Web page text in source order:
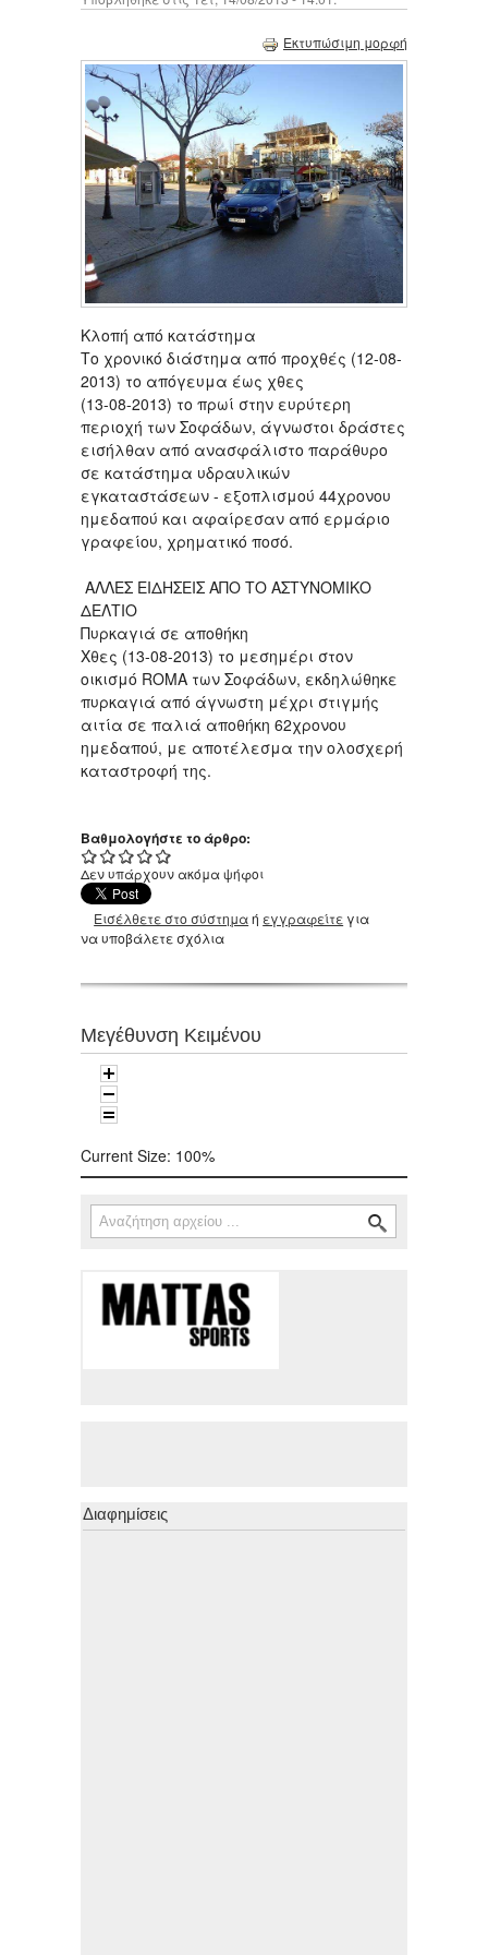
Εκτυπώσιμη μορφή
Κλοπή από κατάστημα
Το χρονικό διάστημα από προχθές (12-08-
2013) το απόγευμα έως χθες
(13-08-2013) το πρωί στην ευρύτερη
περιοχή των Σοφάδων, άγνωστοι δράστες
εισήλθαν από ανασφάλιστο παράθυρο
σε κατάστημα υδραυλικών
εγκαταστάσεων - εξοπλισμού 44χρονου
ημεδαπού και αφαίρεσαν από ερμάριο
γραφείου, χρηματικό ποσό.
ΑΛΛΕΣ ΕΙΔΗΣΕΙΣ ΑΠΟ ΤΟ ΑΣΤΥΝΟΜΙΚΟ
ΔΕΛΤΙΟ
Πυρκαγιά σε αποθήκη
Χθες (13-08-2013) το μεσημέρι στον
οικισμό ROMΑ των Σοφάδων, εκδηλώθηκε
πυρκαγιά από άγνωστη μέχρι στιγμής
αιτία σε παλιά αποθήκη 62χρονου
ημεδαπού, με αποτέλεσμα την ολοσχερή
καταστροφή της.
Βαθμολογήστε το άρθρο:
Δεν υπάρχουν ακόμα ψήφοι
Εισέλθετε στο σύστημαή εγγραφείτε για
να υποβάλετε σχόλια
Μεγέθυνση Κειμένου
Current Size: 100%
Φόρμα αναζήτησης
Αναζήτηση
Διαφημίσεις